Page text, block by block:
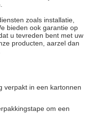
zoals installatie,
bieden ook garantie op
u tevreden bent met uw
producten, aarzel dan
verpakt in een kartonnen
om een